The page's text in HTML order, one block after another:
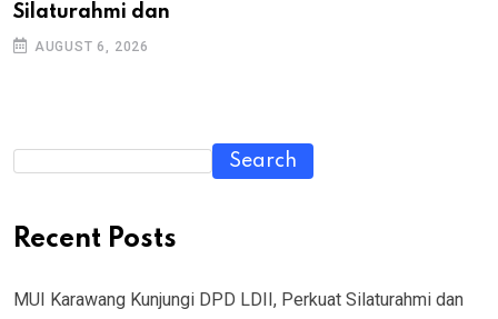
Silaturahmi dan
AUGUST 6, 2026
Search
Recent Posts
MUI Karawang Kunjungi DPD LDII, Perkuat Silaturahmi dan